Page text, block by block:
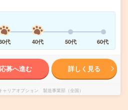
代 40代 50代 60代
応募へ進む 詳しく見る
ャリアオプション 製造事業部（全国）